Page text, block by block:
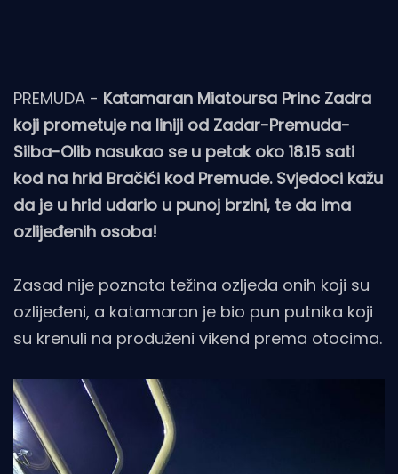
PREMUDA - Katamaran Miatoursa Princ Zadra
koji prometuje na liniji od Zadar-Premuda-
Silba-Olib nasukao se u petak oko 18.15 sati
kod na hrid Bračići kod Premude. Svjedoci kažu
da je u hrid udario u punoj brzini, te da ima
ozlijeđenih osoba!
Zasad nije poznata težina ozljeda onih koji su
ozlijeđeni, a katamaran je bio pun putnika koji
su krenuli na produženi vikend prema otocima.